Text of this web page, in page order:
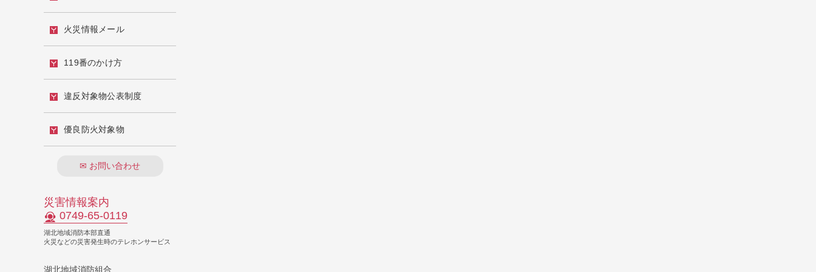
火災情報メール
119番のかけ方
違反対象物公表制度
優良防火対象物
✉ お問い合わせ
災害情報案内
0749-65-0119
湖北地域消防本部直通
火災などの災害発生時のテレホンサービス
湖北地域消防組合